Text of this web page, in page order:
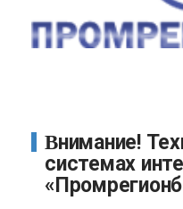
Внимание! Технические работы в
системах